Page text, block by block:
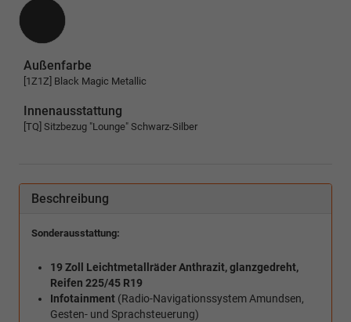
Außenfarbe
[1Z1Z] Black Magic Metallic
Innenausstattung
[TQ] Sitzbezug "Lounge" Schwarz-Silber
Beschreibung
Sonderausstattung:
19 Zoll Leichtmetallräder Anthrazit, glanzgedreht,
Reifen 225/45 R19
Infotainment (Radio-Navigationssystem Amundsen,
Gesten- und Sprachsteuerung)